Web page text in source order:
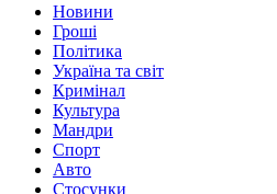
Новини
Гроші
Політика
Україна та світ
Кримінал
Культура
Мандри
Спорт
Авто
Стосунки